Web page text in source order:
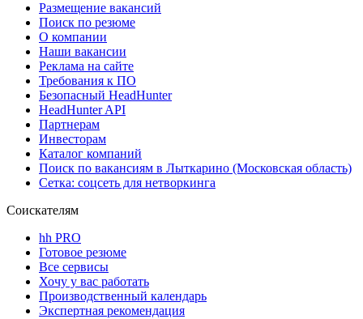
Размещение вакансий
Поиск по резюме
О компании
Наши вакансии
Реклама на сайте
Требования к ПО
Безопасный HeadHunter
HeadHunter API
Партнерам
Инвесторам
Каталог компаний
Поиск по вакансиям в Лыткарино (Московская область)
Сетка: соцсеть для нетворкинга
Соискателям
hh PRO
Готовое резюме
Все сервисы
Хочу у вас работать
Производственный календарь
Экспертная рекомендация